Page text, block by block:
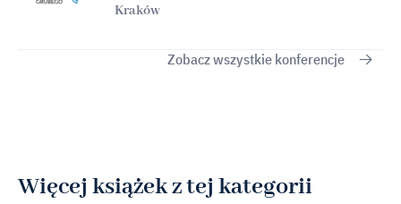
Kraków
Zobacz wszystkie konferencje
Więcej książek z tej kategorii